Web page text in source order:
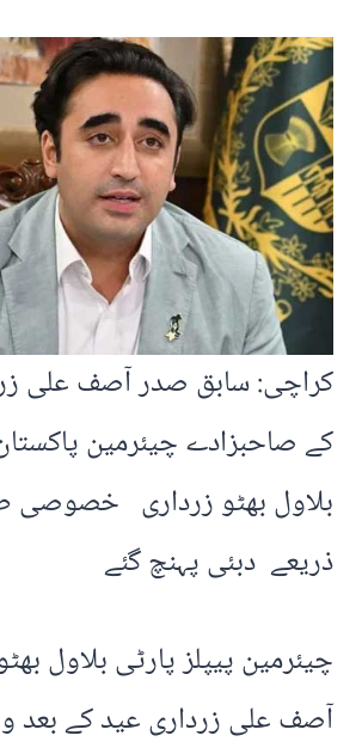
کراچی: سابق صدر آصف علی
کے صاحبزادے چیئرمین
بلاول بھٹو زرداری خصوصی
ذریعے دبئی پہنچ گئے
چیئرمین پیپلز پارٹی بلاول
آصف علی زرداری عید کے